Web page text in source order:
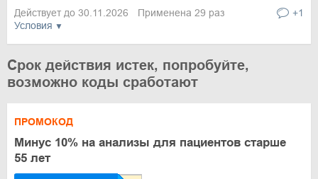
Условия
Действует до 30.11.2026 Применена 29 раз +1
Срок действия истек, попробуйте,
возможно коды сработают
ПРОМОКОД
Минус 10% на анализы для пациентов старше
55 лет